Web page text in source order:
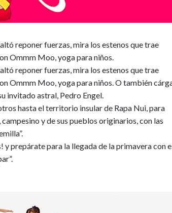
reponer fuerzas, mira los estenos que trae
Ommm Moo, yoga para niños.
reponer fuerzas, mira los estenos que trae
Ommm Moo, yoga para niños. O también
invitado astral, Pedro Engel.
hasta el territorio insular de Rapa Nui, para
y de sus pueblos originarios, con las
.
y prepárate para la llegada de la primavera con
.